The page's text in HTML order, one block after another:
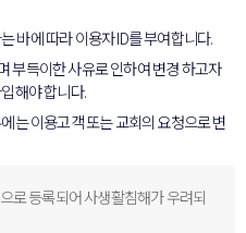
바에 따라 이용자 ID를 부여합니다.
부득이한 사유로 인하여 변경 하고자
해야 합니다.
는 이용고객 또는 교회의 요청으로 변
로 등록되어 사생활침해가 우려되